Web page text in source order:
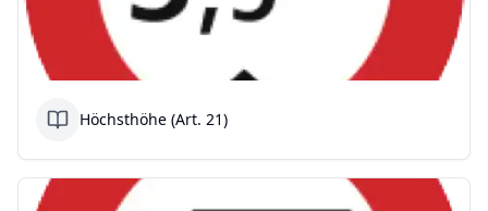
Höchsthöhe (Art. 21)